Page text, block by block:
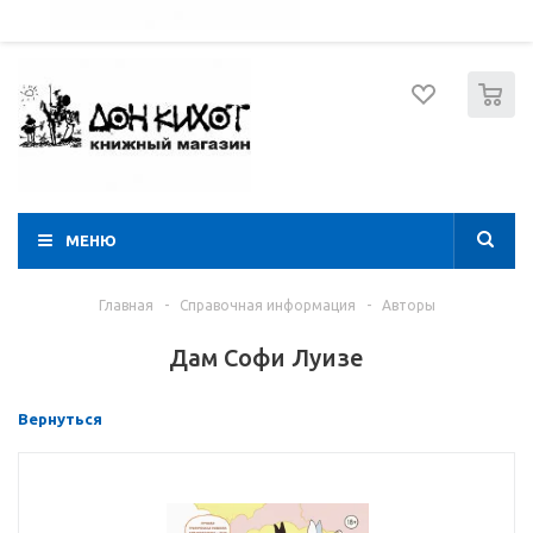
МЕНЮ
Главная - Справочная информация - Авторы
Дам Софи Луизе
Вернуться